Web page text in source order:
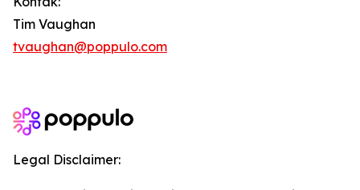
Tim Vaughan
tvaughan@poppulo.com
Legal Disclaimer: